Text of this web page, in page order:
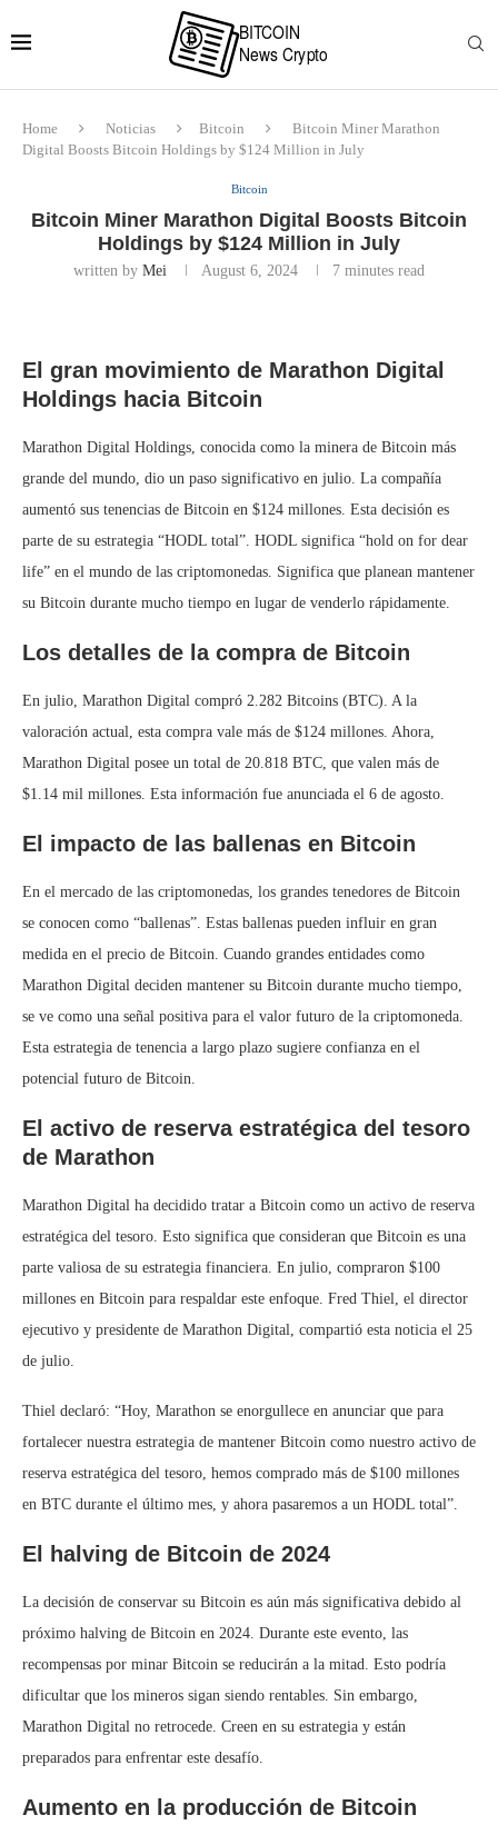
Home Noticias Bitcoin
Bitcoin Miner Marathon
Digital Boosts Bitcoin Holdings by $124 Million in July
Bitcoin
Bitcoin Miner Marathon Digital Boosts Bitcoin
Holdings by $124 Million in July
written by Mei August 6, 2024 7 minutes read
El gran movimiento de Marathon Digital
Holdings hacia Bitcoin
Marathon Digital Holdings, conocida como la minera de Bitcoin más
grande del mundo, dio un paso significativo en julio. La compañía
aumentó sus tenencias de Bitcoin en $124 millones. Esta decisión es
parte de su estrategia “HODL total”. HODL significa “hold on for dear
life” en el mundo de las criptomonedas. Significa que planean mantener
su Bitcoin durante mucho tiempo en lugar de venderlo rápidamente.
Los detalles de la compra de Bitcoin
En julio, Marathon Digital compró 2.282 Bitcoins (BTC). A la
valoración actual, esta compra vale más de $124 millones. Ahora,
Marathon Digital posee un total de 20.818 BTC, que valen más de
$1.14 mil millones. Esta información fue anunciada el 6 de agosto.
El impacto de las ballenas en Bitcoin
En el mercado de las criptomonedas, los grandes tenedores de Bitcoin
se conocen como “ballenas”. Estas ballenas pueden influir en gran
medida en el precio de Bitcoin. Cuando grandes entidades como
Marathon Digital deciden mantener su Bitcoin durante mucho tiempo,
se ve como una señal positiva para el valor futuro de la criptomoneda.
Esta estrategia de tenencia a largo plazo sugiere confianza en el
potencial futuro de Bitcoin.
El activo de reserva estratégica del tesoro
de Marathon
Marathon Digital ha decidido tratar a Bitcoin como un activo de reserva
estratégica del tesoro. Esto significa que consideran que Bitcoin es una
parte valiosa de su estrategia financiera. En julio, compraron $100
millones en Bitcoin para respaldar este enfoque. Fred Thiel, el director
ejecutivo y presidente de Marathon Digital, compartió esta noticia el 25
de julio.
Thiel declaró: “Hoy, Marathon se enorgullece en anunciar que para
fortalecer nuestra estrategia de mantener Bitcoin como nuestro activo de
reserva estratégica del tesoro, hemos comprado más de $100 millones
en BTC durante el último mes, y ahora pasaremos a un HODL total”.
El halving de Bitcoin de 2024
La decisión de conservar su Bitcoin es aún más significativa debido al
próximo halving de Bitcoin en 2024. Durante este evento, las
recompensas por minar Bitcoin se reducirán a la mitad. Esto podría
dificultar que los mineros sigan siendo rentables. Sin embargo,
Marathon Digital no retrocede. Creen en su estrategia y están
preparados para enfrentar este desafío.
Aumento en la producción de Bitcoin